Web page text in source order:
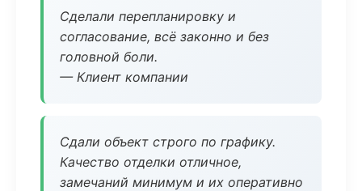
Сделали перепланировку и
согласование, всё законно и без
головной боли.
— Клиент компании
Сдали объект строго по графику.
Качество отделки отличное,
замечаний минимум и их оперативно